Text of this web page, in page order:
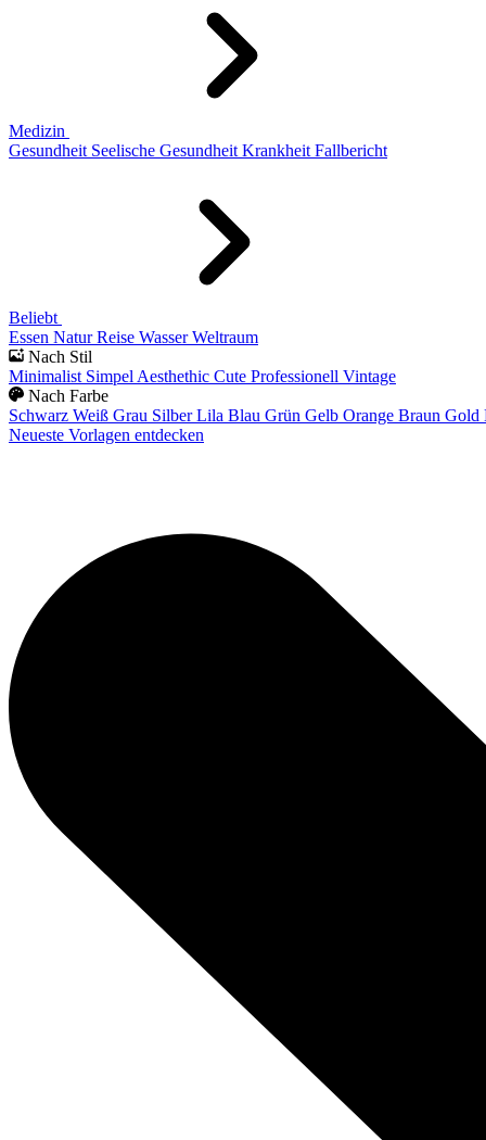
Medizin
Gesundheit Seelische Gesundheit Krankheit Fallbericht
Beliebt
Essen Natur Reise Wasser Weltraum
Nach Stil
Minimalist Simpel Aesthethic Cute Professionell Vintage
Nach Farbe
Schwarz Weiß Grau Silber Lila Blau Grün Gelb Orange Braun Gold
Neueste Vorlagen entdecken